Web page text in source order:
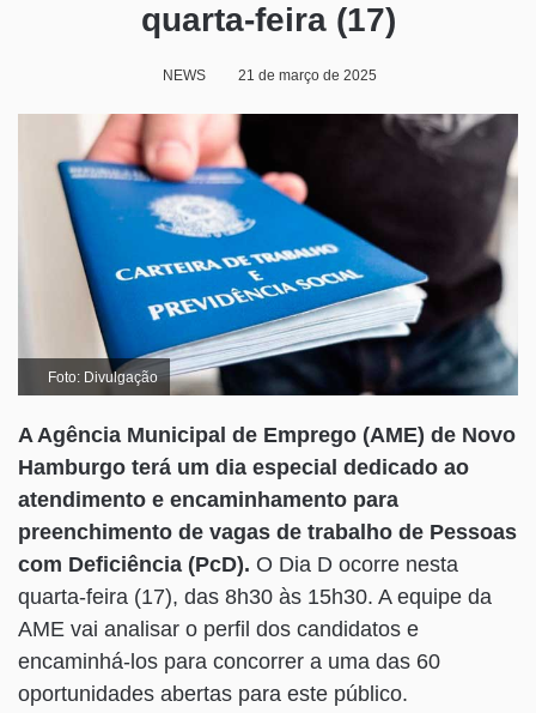
quarta-feira (17)
NEWS 21 de março de 2025
Foto: Divulgação
A Agência Municipal de Emprego (AME) de Novo
Hamburgo terá um dia especial dedicado ao
atendimento e encaminhamento para
preenchimento de vagas de trabalho de Pessoas
com Deficiência (PcD). O Dia D ocorre nesta
quarta-feira (17), das 8h30 às 15h30. A equipe da
AME vai analisar o perfil dos candidatos e
encaminhá-los para concorrer a uma das 60
oportunidades abertas para este público.